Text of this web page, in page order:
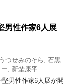
男性作家6人展
うつせみのそら
石黒
新埜康平
堅男性作家6人展が開